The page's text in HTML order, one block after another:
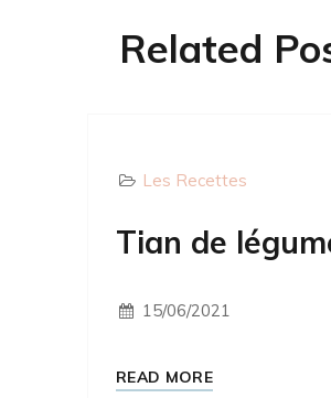
Related
Les Recettes
Tian de
15/06/2021
READ MORE